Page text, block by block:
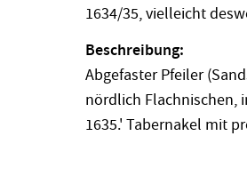
1634/35, vielleicht
Beschreibung:
Abgefaster Pfeiler
nördlich Flachnischen,
1635.' Tabernakel mit